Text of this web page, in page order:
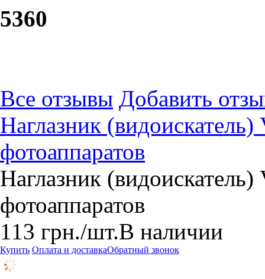
5360
Все отзывы Добавить
Наглазник
фотоаппаратов
Наглазник
фотоаппаратов
113 грн./шт.В наличии
Купить Оплата и доставкаОбратный звонок